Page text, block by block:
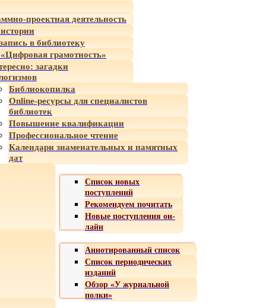
проектная деятельность
в библиотеку
грамотность»
загадки
Библиокопилка
Online-ресурсы для специалистов
библиотек
Повышение квалификации
Профессиональное чтение
Календари знаменательных и памятных
дат
Список новых
поступлений
Рекомендуем почитать
Новые поступления он-
лайн
Аннотированный список
Список периодических
изданий
Обзор «У журнальной
полки»